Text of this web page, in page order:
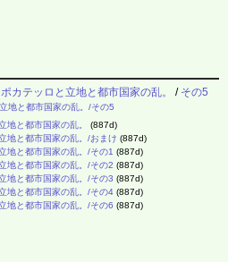
ポカテッロと立地と都市国家の乱。 / その5
地と都市国家の乱。/その5
地と都市国家の乱。
(887d)
地と都市国家の乱。/おまけ (887d)
地と都市国家の乱。/その1 (887d)
地と都市国家の乱。/その2 (887d)
地と都市国家の乱。/その3 (887d)
地と都市国家の乱。/その4 (887d)
地と都市国家の乱。/その6 (887d)